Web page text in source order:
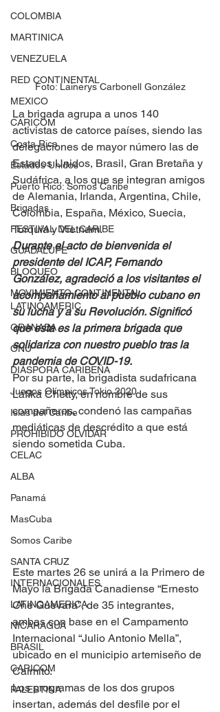
COLOMBIA
MARTINICA
VENEZUELA
RED CONTINENTAL
MEXICO
CARICOM
Costa Rica
Estados Unidos
Puerto Rico: Somos Caribe
Brigadas
FESTIVAL DEL CARIBE
GUADALUPE
BLOQUEO
MOVIMIENTO CONTINENTAL
LATINOAMERIC
GRANADA
ONU
DIÁSPORA CARIBEÑA
Juegos Olímpicos Tokio 2020
Islas del Caribe
PROHIBIDO OLVIDAR
CELAC
ALBA
Panamá
MasCuba
Somos Caribe
SANTA CRUZ
INTERNACIONALES
LATINOAMERICA
NICARAGUA
BRASIL
CARICOM
PALESTINA
Foto: Lainerys Carbonell González
La brigada agrupa a unos 140
activistas de catorce países, siendo las
delegaciones de mayor número las de
Estados Unidos, Brasil, Gran Bretaña y
Sudáfrica, a los que se integran amigos
de Alemania, Irlanda, Argentina, Chile,
Colombia, España, México, Suecia,
Turquía y Vietnam.
Durante el acto de bienvenida el
presidente del ICAP, Fernando
González, agradeció a los visitantes el
acompañamiento al pueblo cubano en
su lucha y a su Revolución. Significó
que esta es la primera brigada que
solidariza con nuestro pueblo tras la
pandemia de COVID-19.
Por su parte, la brigadista sudafricana
Lafika Chetty, en nombre de sus
compañeros, condenó las campañas
mediáticas de descrédito a que está
siendo sometida Cuba.
Este martes 26 se unirá a la Primero de
Mayo la Brigada Canadiense “Ernesto
Che Guevara”, de 35 integrantes,
ambas con base en el Campamento
Internacional “Julio Antonio Mella”,
ubicado en el municipio artemiseño de
Caimito.
Los programas de los dos grupos
insertan, además del desfile por el